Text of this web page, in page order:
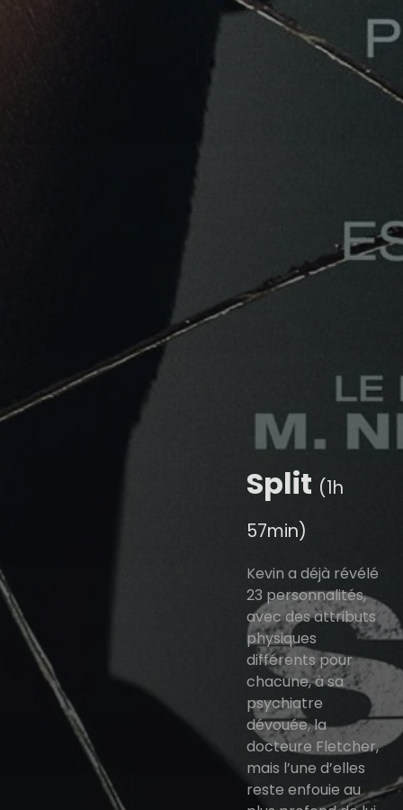
Split (1h
57min)
Kevin a déjà révélé
23 personnalités,
avec des attributs
physiques
différents pour
chacune, à sa
psychiatre
dévouée, la
docteure Fletcher,
mais l’une d’elles
reste enfouie au